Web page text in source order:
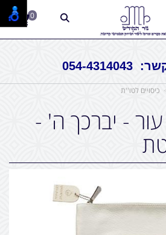
4314043
0
כיסויים לטו''ת
עור - יברכך ה' -